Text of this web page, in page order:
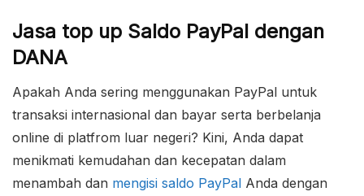
Jasa top up Saldo PayPal dengan
DANA
Apakah Anda sering menggunakan PayPal untuk
transaksi internasional dan bayar serta berbelanja
online di platfrom luar negeri? Kini, Anda dapat
menikmati kemudahan dan kecepatan dalam
menambah dan mengisi saldo PayPal Anda dengan